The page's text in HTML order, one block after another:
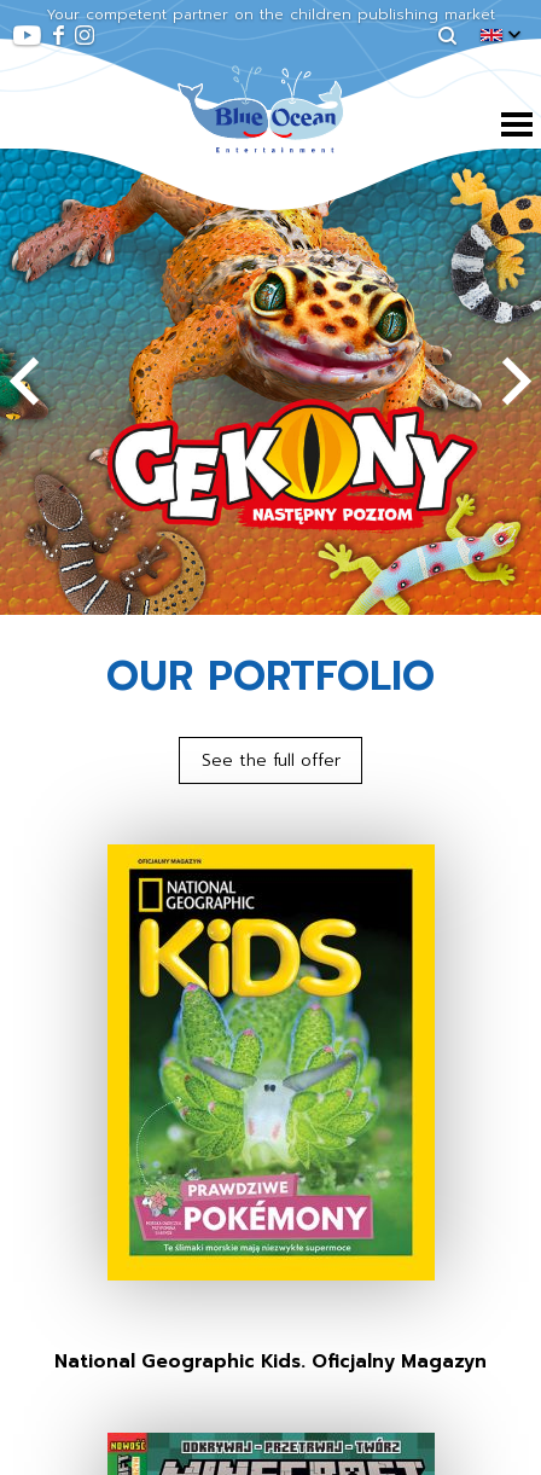
Your competent partner on the children publishing market
OUR PORTFOLIO
See the full offer
National Geographic Kids. Oficjalny Magazyn